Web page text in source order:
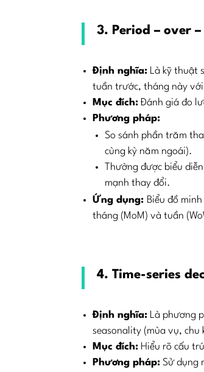
3. Period – over
Định nghĩa: Là kỹ thuật
tuần trước, tháng này
Mục đích: Đánh giá đo
Phương pháp:
So sánh phần trăm
cùng kỳ năm ngoái).
Thường được biểu
mạnh thay đổi.
Ứng dụng: Biểu đồ
tháng (MoM) và tuần
4. Time-series
Định nghĩa: Là phương
seasonality (mùa vụ, chu
Mục đích: Hiểu rõ cấu
Phương pháp: Sử dụng